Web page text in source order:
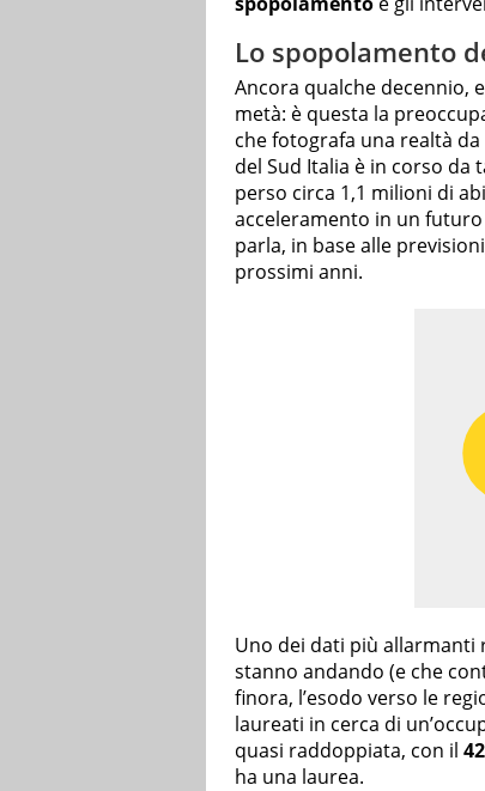
Lo spopolamento
Ancora qualche decennio,
metà: è questa la
che fotografa una realtà
del Sud Italia è in corso da
perso circa 1,1 milioni di
acceleramento in un
parla, in base alle
prossimi anni.
Uno dei dati più allarmanti
stanno andando (e che
finora, l’esodo verso le
laureati in cerca di
quasi raddoppiata, con il
ha una laurea.